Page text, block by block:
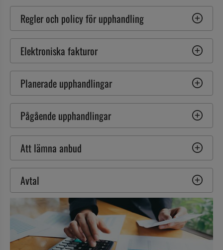
Regler och policy för upphandling
Elektroniska fakturor
Planerade upphandlingar
Pågående upphandlingar
Att lämna anbud
Avtal